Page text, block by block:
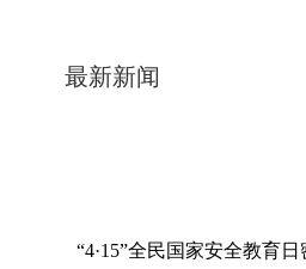
最新新闻
“4·15”全民国家安全教育